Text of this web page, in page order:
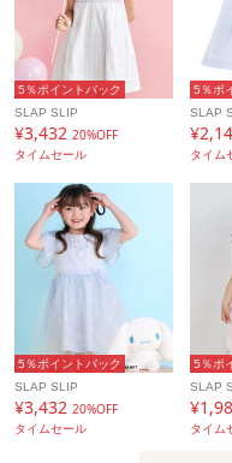
＜PEANUTS コラボアイ
1815-72824：プリント半
2025年女の子アイテム。
〜子どもの欲しいをカタ
ヨーロッパのこどものよ
子どもらしい今しか着れ
どこか上品で清楚感漂う
いつものコーディネート
アイテム情報
配送料
全国一
5％ポイントバック
SLAP SLIP
¥3,432 20%OFF
タイムセール
5％ポ
SLAP
タイム
5％ポイントバック
SLAP SLIP
¥3,432 20%OFF
タイムセール
5％ポ
SLAP
タイム